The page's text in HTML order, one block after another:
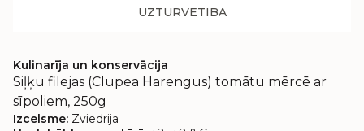
UZTURVĒTĪBA
Kulinarīja un konservācija
Siļķu filejas (Clupea Harengus) tomātu mērcē ar
sīpoliem, 250g
Izcelsme: Zviedrija